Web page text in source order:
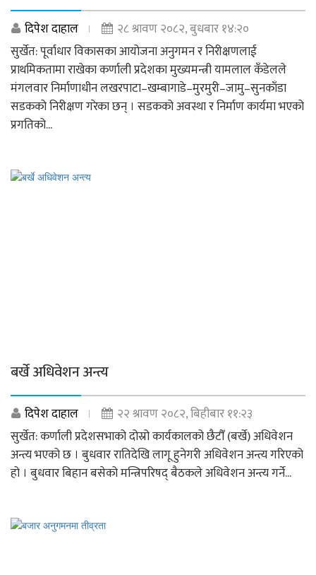
दिपेश दाहाल
२८ श्रावण २०८२, बुधबार १४:२०
सुर्खेत: पूर्वाधार विकासका आयोजना अनुगमन र निरीक्षणलाई
प्राथमिकतामा राखेका कर्णाली प्रदेशका मुख्यमन्त्री यामलाल कँडेलले
मंगलवार निर्माणाधीन लखरपाटा–खम्बागाडे–मुरमुरी–जामु–सुनकाँडा
सडकको निरीक्षण गरेका छन् । सडकको अवस्था र निर्माण कार्यमा भएको
प्रगतिको...
बर्खे अधिवेशन अन्त्य
दिपेश दाहाल
२२ श्रावण २०८२, बिहीबार ११:२३
सुर्खेत: कर्णाली प्रदेशसभाको दोस्रो कार्यकालको छैटौँ (बर्खे) अधिवेशन
अन्त्य भएको छ । बुधवार रातिदेखि लागू हुनेगरी अधिवेशन अन्त्य गरिएको
हो । बुधवार बिहान बसेको मन्त्रिपरिषद् बैठकले अधिवेशन अन्त्य गर्ने...